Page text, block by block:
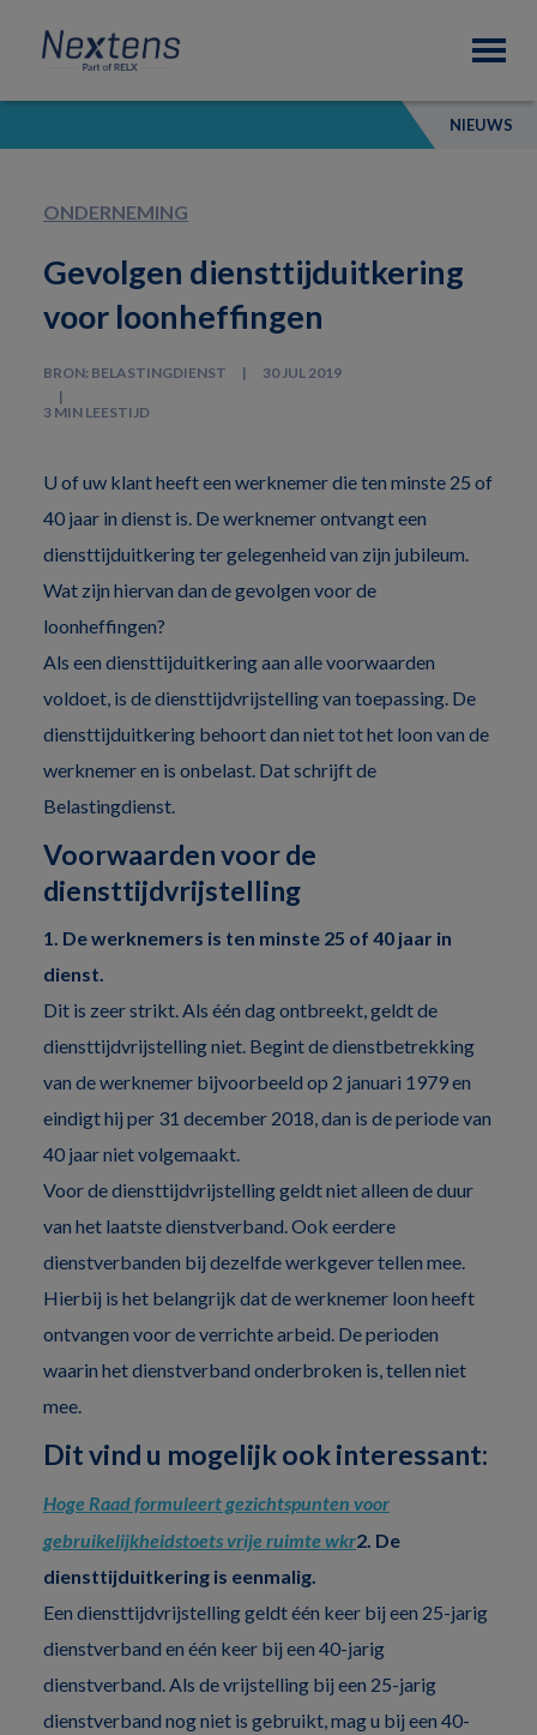
primary
navigation
content
footer
Nextens
Fiscaal
partner
van
NIEUWS
ONDERNEMING
Gevolgen diensttijduitkering
voor loonheffingen
BRON: BELASTINGDIENST 30 JUL 2019
3 MIN LEESTIJD
U of uw klant heeft een werknemer die ten minste 25 of
40 jaar in dienst is. De werknemer ontvangt een
diensttijduitkering ter gelegenheid van zijn jubileum.
Wat zijn hiervan dan de gevolgen voor de
loonheffingen?
Als een diensttijduitkering aan alle voorwaarden
voldoet, is de diensttijdvrijstelling van toepassing. De
diensttijduitkering behoort dan niet tot het loon van de
werknemer en is onbelast. Dat schrijft de
Belastingdienst.
Voorwaarden voor de
diensttijdvrijstelling
1. De werknemers is ten minste 25 of 40 jaar in
dienst.
Dit is zeer strikt. Als één dag ontbreekt, geldt de
diensttijdvrijstelling niet. Begint de dienstbetrekking
van de werknemer bijvoorbeeld op 2 januari 1979 en
eindigt hij per 31 december 2018, dan is de periode van
40 jaar niet volgemaakt.
Voor de diensttijdvrijstelling geldt niet alleen de duur
van het laatste dienstverband. Ook eerdere
dienstverbanden bij dezelfde werkgever tellen mee.
Hierbij is het belangrijk dat de werknemer loon heeft
ontvangen voor de verrichte arbeid. De perioden
waarin het dienstverband onderbroken is, tellen niet
mee.
Dit vind u mogelijk ook interessant:
Hoge Raad formuleert gezichtspunten voor
gebruikelijkheidstoets vrije ruimte wkr2. De
diensttijduitkering is eenmalig.
Een diensttijdvrijstelling geldt één keer bij een 25-jarig
dienstverband en één keer bij een 40-jarig
dienstverband. Als de vrijstelling bij een 25-jarig
dienstverband nog niet is gebruikt, mag u bij een 40-